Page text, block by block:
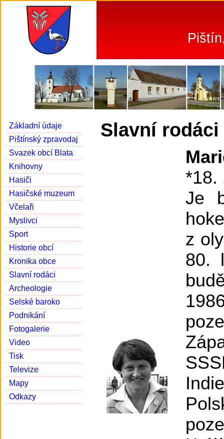
Základní údaje
Pištínský zpravodaj
Svazek obcí Blata
Knihovny
Hasiči
Hasičské muzeum
Včelaři
Myslivci
Sport
Historie obcí
Kronika obce
Slavní rodáci
Archeologie
Selské baroko
Podnikání
Fotogalerie
Video
Tisk
Televize
Mapy
Odkazy
Slavní rodáci
*18.
Je
z
80.